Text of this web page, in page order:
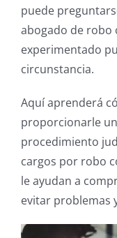
puede
abogado de robo
experimentado
circunstancia.
Aquí aprenderá
proporcionarle
procedimiento
cargos por robo
le ayudan a
evitar problemas